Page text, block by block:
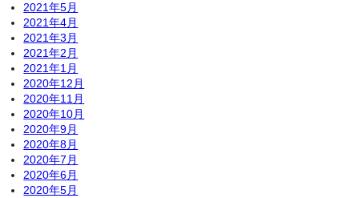
2021年5月
2021年4月
2021年3月
2021年2月
2021年1月
2020年12月
2020年11月
2020年10月
2020年9月
2020年8月
2020年7月
2020年6月
2020年5月